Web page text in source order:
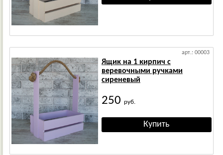
арт.: 00003
Ящик на 1 кирпич с
веревочными ручками
сиреневый
250 руб.